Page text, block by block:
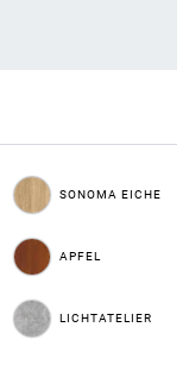
SONOMA EICHE
APFEL
LICHTATELIER